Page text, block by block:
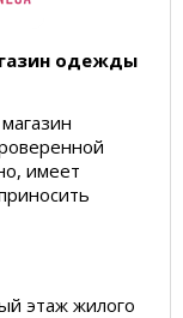
одежды
имеет
этаж жилого